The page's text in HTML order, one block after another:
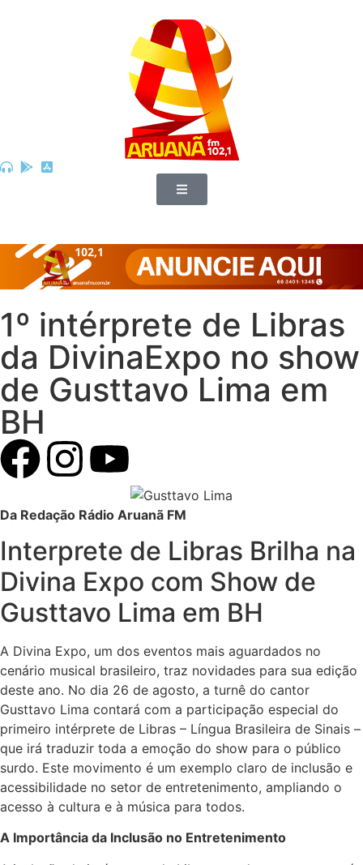
1º intérprete de Libras
da DivinaExpo no show
de Gusttavo Lima em
BH
Da Redação Rádio Aruanã FM
Interprete de Libras Brilha na
Divina Expo com Show de
Gusttavo Lima em BH
A Divina Expo, um dos eventos mais aguardados no
cenário musical brasileiro, traz novidades para sua edição
deste ano. No dia 26 de agosto, a turnê do cantor
Gusttavo Lima contará com a participação especial do
primeiro intérprete de Libras – Língua Brasileira de Sinais –
que irá traduzir toda a emoção do show para o público
surdo. Este movimento é um exemplo claro de inclusão e
acessibilidade no setor de entretenimento, ampliando o
acesso à cultura e à música para todos.
A Importância da Inclusão no Entretenimento